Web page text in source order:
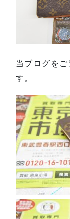
当ブログを
す。